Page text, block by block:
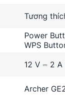
Tương
Power
WPS
12 V ⎓ 2 A
Archer